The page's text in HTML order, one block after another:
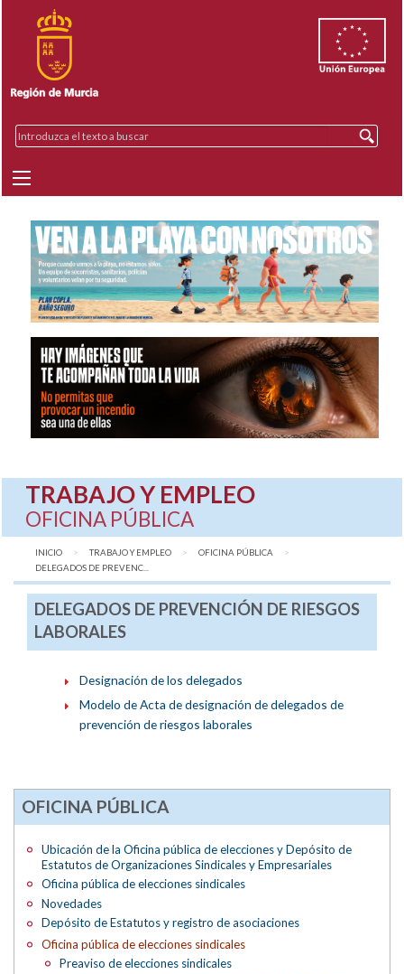
TRABAJO Y EMPLEO
OFICINA PÚBLICA
INICIO TRABAJO Y EMPLEO
OFICINA PÚBLICA
AQUÍ:
DELEGADOS DE PREVENC...
DELEGADOS DE PREVENCIÓN DE RIESGOS
LABORALES
Designación de los delegados
Modelo de Acta de designación de delegados de
prevención de riesgos laborales
OFICINA PÚBLICA
Ubicación de la Oficina pública de elecciones y Depósito de
Estatutos de Organizaciones Sindicales y Empresariales
Oficina pública de elecciones sindicales
Novedades
Depósito de Estatutos y registro de asociaciones
Oficina pública de elecciones sindicales
Preaviso de elecciones sindicales